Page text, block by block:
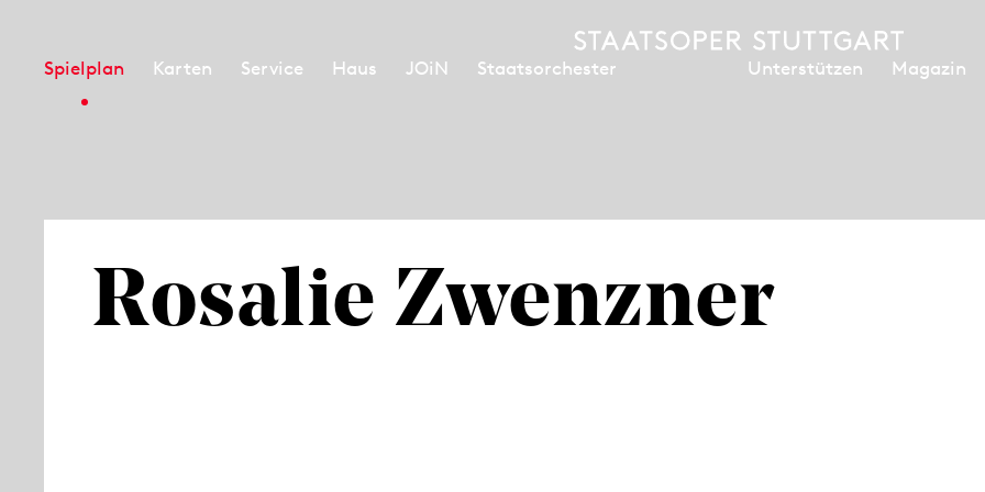
Spielplan Karten Service Haus JOiN Staatsorchester Unterstützen Magazin
Rosalie Zwenzner